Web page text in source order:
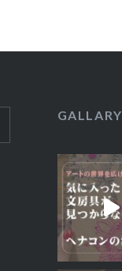
GALLARY